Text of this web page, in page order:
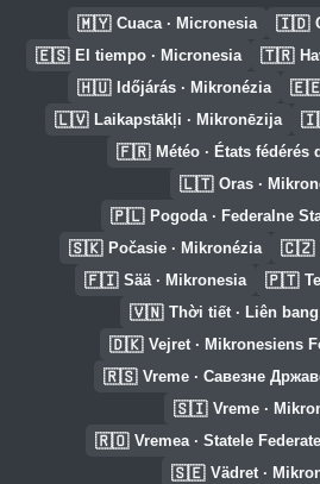
🇲🇾 Cuaca · Micronesia 🇮🇩
🇪🇸 El tiempo · Micronesia 🇹🇷
🇭🇺 Időjárás · Mikronézia
🇱🇻 Laikapstākļi · Mikronēzija
🇫🇷 Météo · États fédérés
🇱🇹 Oras ·
🇵🇱 Pogoda · Federalne
🇸🇰 Počasie · Mikronézia 🇨🇿
🇫🇮 Sää · Mikronesia 🇵🇹
🇻🇳 Thời tiết · Liên
🇩🇰 Vejret · Mikronesiens
🇷🇸 Vreme · Савезне
🇸🇮 Vreme ·
🇷🇴 Vremea · Statele
🇸🇪 Vädret ·